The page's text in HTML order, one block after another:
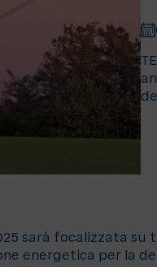
sarà focalizzata
energetica per la